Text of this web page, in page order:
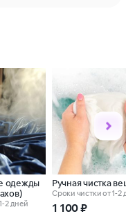
одежды
2 дней
Ручная чистка
Сроки чистки от 1-2
1 100₽